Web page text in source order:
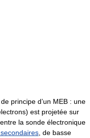
principe d’un MEB : une
est projetée sur
entre la sonde électronique
, de basse